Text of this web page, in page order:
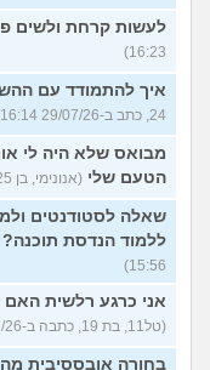
לעשות קרחת ולשים
16:23)
איך להתמודד עם
24, כתב ב-29/07/26 16:14)
מבואס שלא היה לי
הטעם שלי (אנונימי, בן 25, כתב ב-29/07/26 16:05)
שאלה לסטודנטים
ללמוד הנדסת תוכנה?
15:56)
אני כרגע רלשית
(טל11, בת 19, כתבה ב-26/07/26 16:47)
בחורה אובססיבית